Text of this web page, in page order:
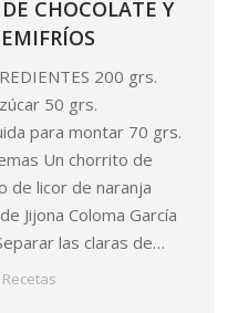
CHOCOLATE Y
200 grs.
50 grs.
para montar 70 grs.
Un chorrito de
de licor de naranja
Jijona Coloma García
las claras de…
Recetas